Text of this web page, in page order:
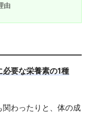
由
要な栄養素の1種
わったりと、体の成